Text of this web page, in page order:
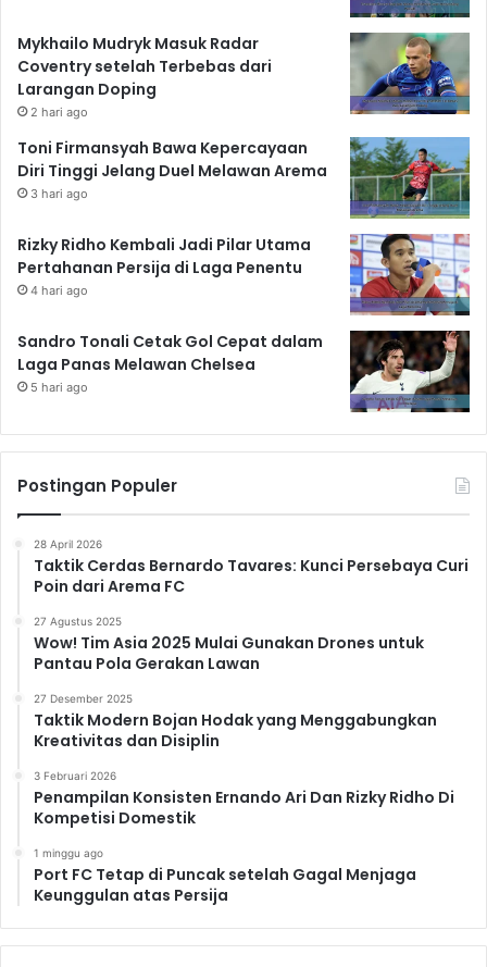
Mykhailo Mudryk Masuk Radar
Coventry setelah Terbebas dari
Larangan Doping
2 hari ago
Toni Firmansyah Bawa Kepercayaan
Diri Tinggi Jelang Duel Melawan Arema
3 hari ago
Rizky Ridho Kembali Jadi Pilar Utama
Pertahanan Persija di Laga Penentu
4 hari ago
Sandro Tonali Cetak Gol Cepat dalam
Laga Panas Melawan Chelsea
5 hari ago
Postingan Populer
28 April 2026
Taktik Cerdas Bernardo Tavares: Kunci Persebaya Curi
Poin dari Arema FC
27 Agustus 2025
Wow! Tim Asia 2025 Mulai Gunakan Drones untuk
Pantau Pola Gerakan Lawan
27 Desember 2025
Taktik Modern Bojan Hodak yang Menggabungkan
Kreativitas dan Disiplin
3 Februari 2026
Penampilan Konsisten Ernando Ari Dan Rizky Ridho Di
Kompetisi Domestik
1 minggu ago
Port FC Tetap di Puncak setelah Gagal Menjaga
Keunggulan atas Persija